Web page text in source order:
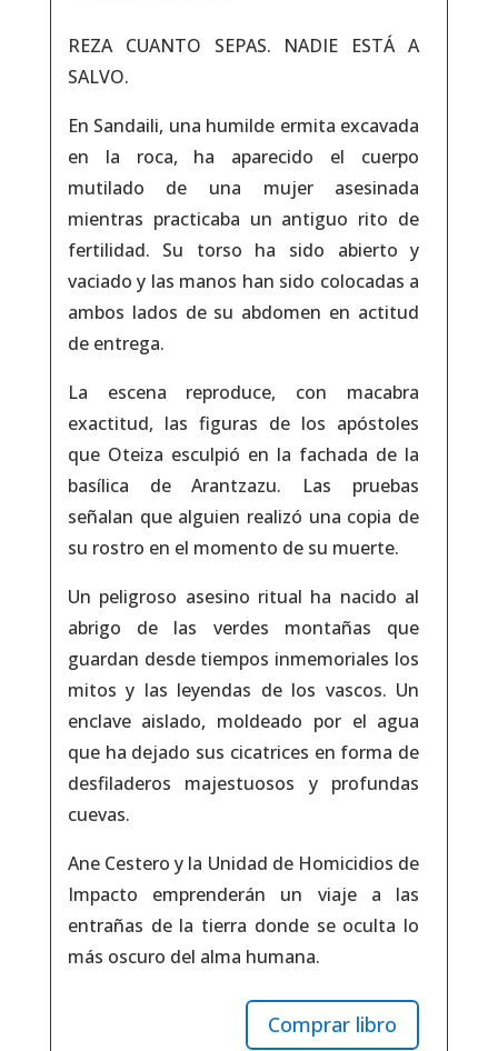
REZA CUANTO SEPAS. NADIE ESTÁ A
SALVO.
En Sandaili, una humilde ermita excavada
en la roca, ha aparecido el cuerpo
mutilado de una mujer asesinada
mientras practicaba un antiguo rito de
fertilidad. Su torso ha sido abierto y
vaciado y las manos han sido colocadas a
ambos lados de su abdomen en actitud
de entrega.
La escena reproduce, con macabra
exactitud, las figuras de los apóstoles
que Oteiza esculpió en la fachada de la
basílica de Arantzazu. Las pruebas
señalan que alguien realizó una copia de
su rostro en el momento de su muerte.
Un peligroso asesino ritual ha nacido al
abrigo de las verdes montañas que
guardan desde tiempos inmemoriales los
mitos y las leyendas de los vascos. Un
enclave aislado, moldeado por el agua
que ha dejado sus cicatrices en forma de
desfiladeros majestuosos y profundas
cuevas.
Ane Cestero y la Unidad de Homicidios de
Impacto emprenderán un viaje a las
entrañas de la tierra donde se oculta lo
más oscuro del alma humana.
Comprar libro